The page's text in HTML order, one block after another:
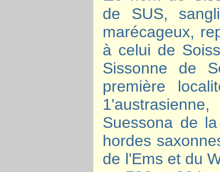
de SUS,
marécageux,
à celui de
Sissonne de
première
Suessona de
hordes
de l'Ems et du